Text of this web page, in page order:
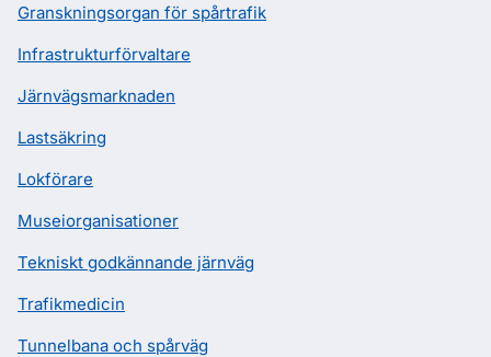
Granskningsorgan för spårtrafik
Infrastrukturförvaltare
Järnvägsmarknaden
Lastsäkring
Lokförare
Museiorganisationer
Tekniskt godkännande järnväg
Trafikmedicin
Tunnelbana och spårväg